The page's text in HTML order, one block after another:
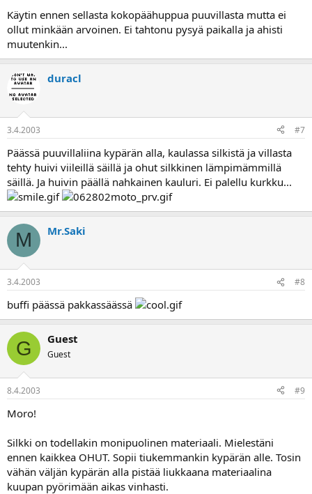
Käytin ennen sellasta kokopäähuppua puuvillasta mutta ei
ollut minkään arvoinen. Ei tahtonu pysyä paikalla ja ahisti
muutenkin...
duracl
3.4.2003 #7
Päässä puuvillaliina kypärän alla, kaulassa silkistä ja villasta
tehty huivi viileillä säillä ja ohut silkkinen lämpimämmillä
säillä. Ja huivin päällä nahkainen kauluri. Ei palellu kurkku...
M Mr.Saki
3.4.2003 #8
buffi päässä pakkassäässä
G Guest
Guest
8.4.2003 #9
Moro!
Silkki on todellakin monipuolinen materiaali. Mielestäni
ennen kaikkea OHUT. Sopii tiukemmankin kypärän alle. Tosin
vähän väljän kypärän alla pistää liukkaana materiaalina
kuupan pyörimään aikas vinhasti.